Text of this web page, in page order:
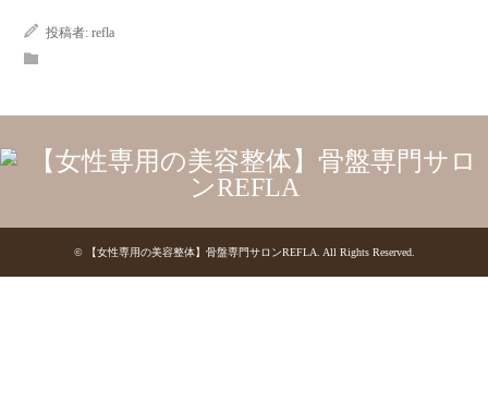
投稿者: refla
© 【女性専用の美容整体】骨盤専門サロンREFLA. All Rights Reserved.